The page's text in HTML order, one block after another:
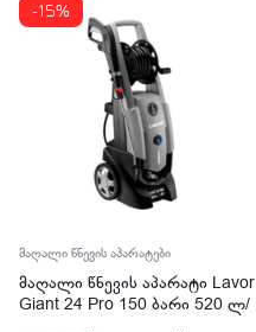
-15%
მაღალი წნევის აპარატები
მაღალი წნევის აპარატი Lavor
Giant 24 Pro 150 ბარი 520 ლ/